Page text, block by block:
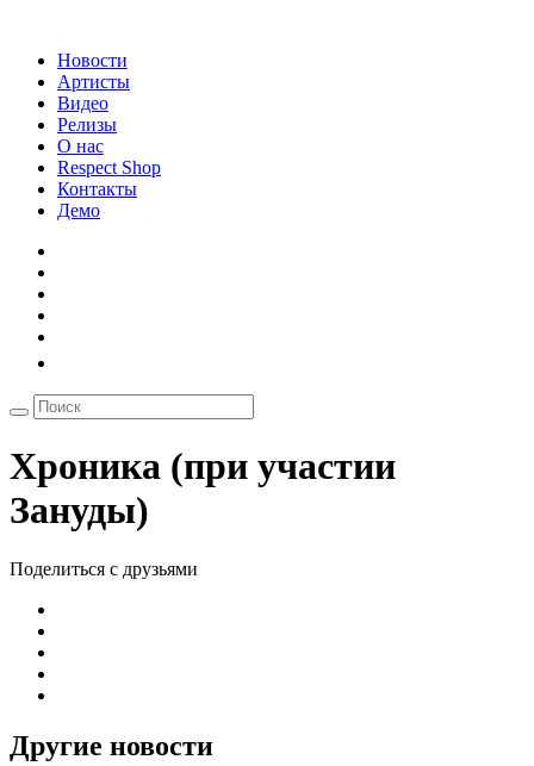
Новости
Артисты
Видео
Релизы
О нас
Respect Shop
Контакты
Демо
Хроника (при участии
Зануды)
Поделиться с друзьями
Другие новости